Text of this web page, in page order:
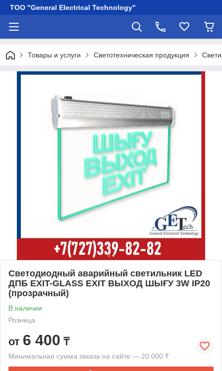
ТОО "General Electrical Technology"
Товары и услуги Светотехническая продукция
Светодиодный аварийный светильник LED
ДПБ EXIT-GLASS EXIT ВЫХОД ШЫҒУ 3W IP20
(прозрачный)
В наличии
Розница
от 6 400 ₸
Минимальная сумма заказа на сайте — 20 000 ₸